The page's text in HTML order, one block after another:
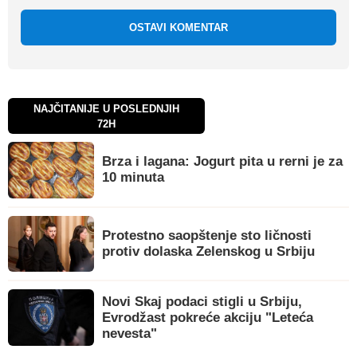
OSTAVI KOMENTAR
NAJČITANIJE U POSLEDNJIH
72H
Brza i lagana: Jogurt pita u rerni je za
10 minuta
Protestno saopštenje sto ličnosti
protiv dolaska Zelenskog u Srbiju
Novi Skaj podaci stigli u Srbiju,
Evrodžast pokreće akciju "Leteća
nevesta"